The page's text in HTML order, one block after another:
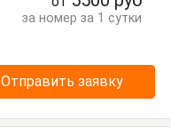
за номер за 1 сутки
Отправить заявку